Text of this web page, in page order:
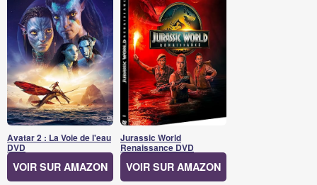
Avatar 2 : La Voie de l'eau
DVD
VOIR SUR AMAZON
Jurassic World
Renaissance DVD
VOIR SUR AMAZON